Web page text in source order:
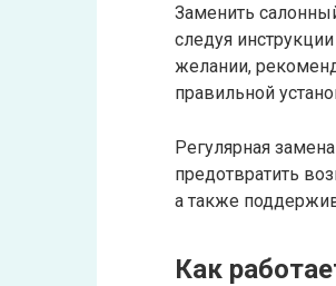
Заменить
следуя
желании,
правильной
Регулярная
предотвратить
а также
Как